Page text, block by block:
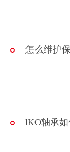
怎么维护
lKO轴承